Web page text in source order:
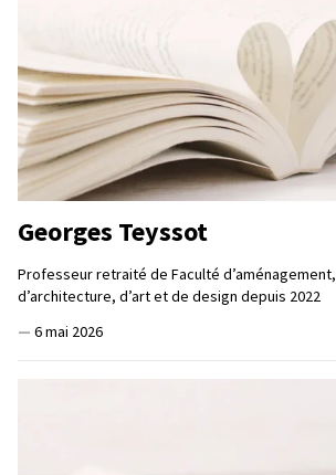
Georges Teyssot
Professeur retraité de Faculté d’aménagement,
d’architecture, d’art et de design depuis 2022
— 6 mai 2026